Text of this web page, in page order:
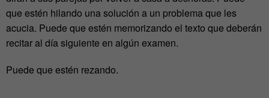
que estén hilando una solución a un problema que les
acucia. Puede que estén memorizando el texto que deberán
recitar al día siguiente en algún examen.
Puede que estén rezando.